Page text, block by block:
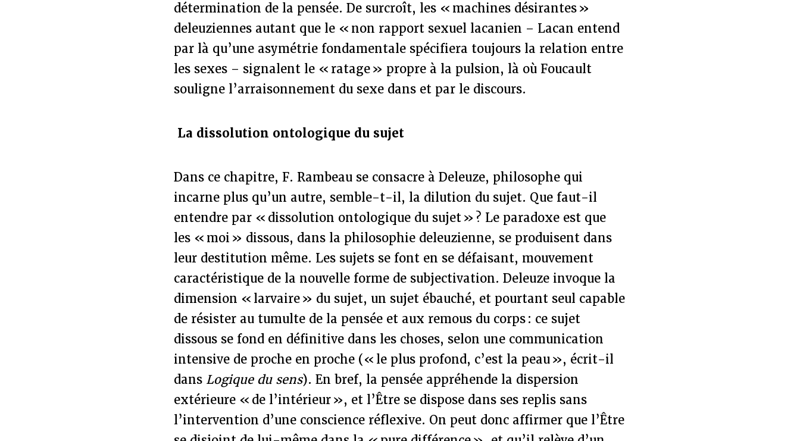
détermination de la pensée. De surcroît, les « machines désirantes »
deleuziennes autant que le « non rapport sexuel lacanien – Lacan entend
par là qu’une asymétrie fondamentale spécifiera toujours la relation entre
les sexes – signalent le « ratage » propre à la pulsion, là où Foucault
souligne l’arraisonnement du sexe dans et par le discours.
La dissolution ontologique du sujet
Dans ce chapitre, F. Rambeau se consacre à Deleuze, philosophe qui
incarne plus qu’un autre, semble-t-il, la dilution du sujet. Que faut-il
entendre par « dissolution ontologique du sujet » ? Le paradoxe est que
les « moi » dissous, dans la philosophie deleuzienne, se produisent dans
leur destitution même. Les sujets se font en se défaisant, mouvement
caractéristique de la nouvelle forme de subjectivation. Deleuze invoque la
dimension « larvaire » du sujet, un sujet ébauché, et pourtant seul capable
de résister au tumulte de la pensée et aux remous du corps : ce sujet
dissous se fond en définitive dans les choses, selon une communication
intensive de proche en proche (« le plus profond, c’est la peau », écrit-il
dans Logique du sens). En bref, la pensée appréhende la dispersion
extérieure « de l’intérieur », et l’Être se dispose dans ses replis sans
l’intervention d’une conscience réflexive. On peut donc affirmer que l’Être